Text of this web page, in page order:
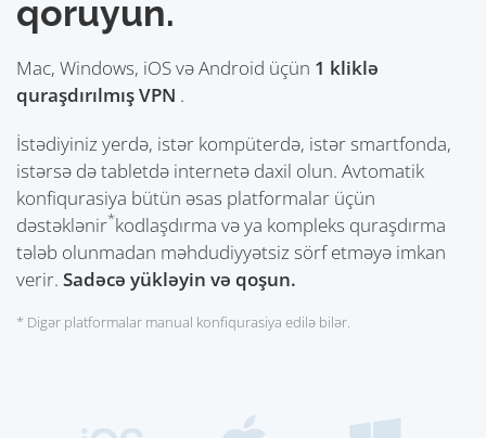
qoruyun.
Mac, Windows, iOS və Android üçün 1 kliklə
quraşdırılmış VPN .
İstədiyiniz yerdə, istər kompüterdə, istər smartfonda,
istərsə də tabletdə internetə daxil olun. Avtomatik
konfiqurasiya bütün əsas platformalar üçün
dəstəklənir*kodlaşdırma və ya kompleks quraşdırma
tələb olunmadan məhdudiyyətsiz sörf etməyə imkan
verir. Sadəcə yükləyin və qoşun.
* Digər platformalar manual konfiqurasiya edilə bilər.